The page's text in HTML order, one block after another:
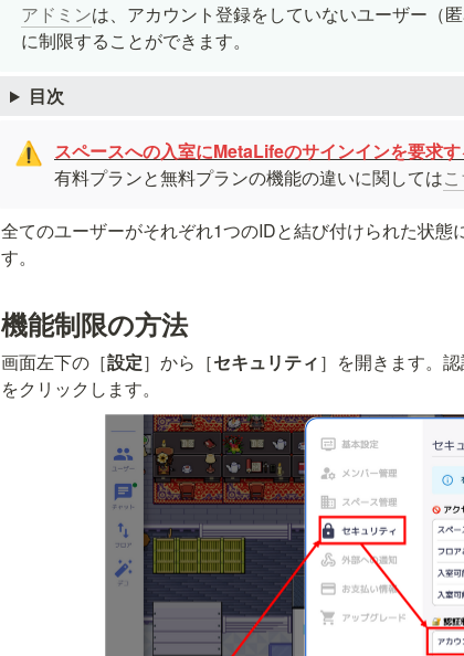
アドミンは、アカウント登録をしていないユーザー（
に制限することができます。
目次
⚠️
有料プランと無料プランの機能の違いに関しては
全てのユーザーがそれぞれ1つのIDと結び付けられた状態
す。
機能制限の方法
画面左下の［設定］から［セキュリティ］を開きます。
をクリックします。